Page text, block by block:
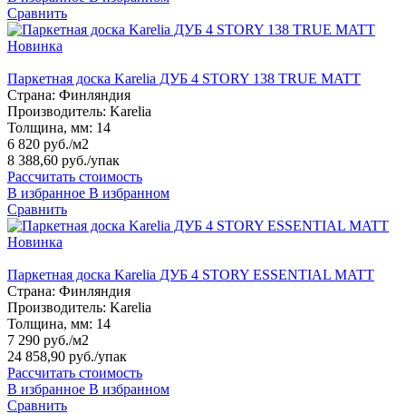
Сравнить
Новинка
Паркетная доска Karelia ДУБ 4 STORY 138 TRUE MATT
Страна: Финляндия
Производитель: Karelia
Толщина, мм: 14
6 820 руб./м2
8 388,60 руб./упак
Рассчитать стоимость
В избранное В избранном
Сравнить
Новинка
Паркетная доска Karelia ДУБ 4 STORY ESSENTIAL MATT
Страна: Финляндия
Производитель: Karelia
Толщина, мм: 14
7 290 руб./м2
24 858,90 руб./упак
Рассчитать стоимость
В избранное В избранном
Сравнить